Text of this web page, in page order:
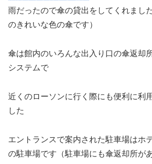
雨だったので傘の貸出をしてくれまし
のきれいな色の傘です）
傘は館内のいろんな出入り口の傘返却
システムで
近くのローソンに行く際にも便利に利
した
エントランスで案内された駐車場はホ
の駐車場です（駐車場にも傘返却所が